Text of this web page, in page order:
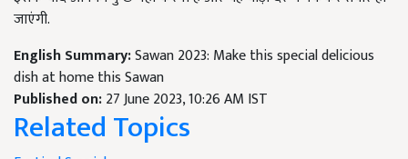
जाएंगी.
English Summary:Sawan 2023: Make this special delicious
dish at home this Sawan
Published on:27 June 2023, 10:26 AM IST
Related Topics